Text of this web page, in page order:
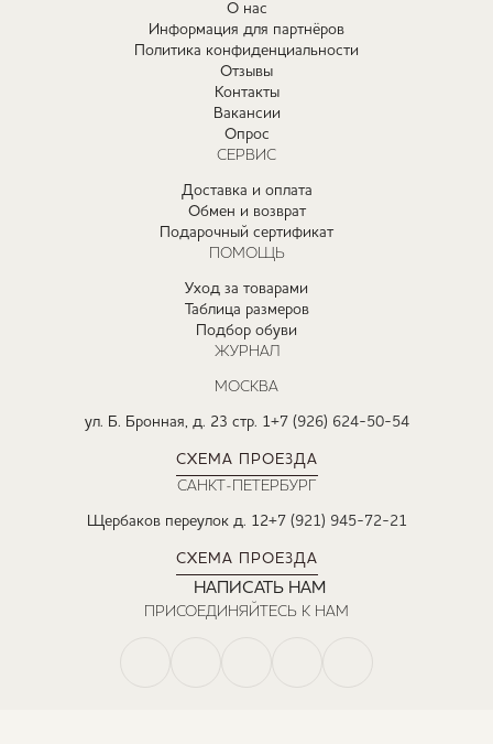
О нас
Информация для партнёров
Политика конфиденциальности
Отзывы
Контакты
Вакансии
Опрос
СЕРВИС
Доставка и оплата
Обмен и возврат
Подарочный сертификат
ПОМОЩЬ
Уход за товарами
Таблица размеров
Подбор обуви
ЖУРНАЛ
МОСКВА
ул. Б. Бронная, д. 23 стр. 1+7 (926) 624-50-54
СХЕМА ПРОЕЗДА
САНКТ-ПЕТЕРБУРГ
Щербаков переулок д. 12+7 (921) 945-72-21
СХЕМА ПРОЕЗДА
НАПИСАТЬ НАМ
ПРИСОЕДИНЯЙТЕСЬ К НАМ